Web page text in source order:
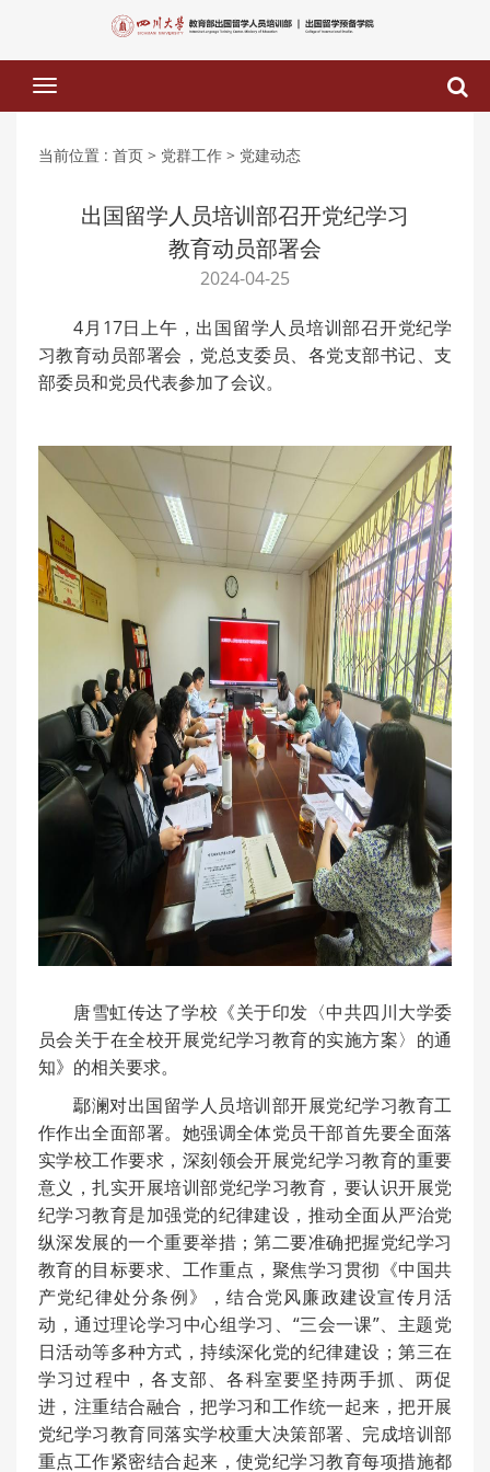
下
拉
单
当前位置 : 首页 > 党群工作 > 党建动态
出国留学人员培训部召开党纪学习
教育动员部署会
2024-04-25
4月17日上午，出国留学人员培训部召开党纪学
习教育动员部署会，党总支委员、各党支部书记、支
部委员和党员代表参加了会议。
唐雪虹传达了学校《关于印发〈中共四川大学委
员会关于在全校开展党纪学习教育的实施方案〉的通
知》的相关要求。
鄢澜对出国留学人员培训部开展党纪学习教育工
作作出全面部署。她强调全体党员干部首先要全面落
实学校工作要求，深刻领会开展党纪学习教育的重要
意义，扎实开展培训部党纪学习教育，要认识开展党
纪学习教育是加强党的纪律建设，推动全面从严治党
纵深发展的一个重要举措；第二要准确把握党纪学习
教育的目标要求、工作重点，聚焦学习贯彻《中国共
产党纪律处分条例》，结合党风廉政建设宣传月活
动，通过理论学习中心组学习、“三会一课”、主题党
日活动等多种方式，持续深化党的纪律建设；第三在
学习过程中，各支部、各科室要坚持两手抓、两促
进，注重结合融合，把学习和工作统一起来，把开展
党纪学习教育同落实学校重大决策部署、完成培训部
重点工作紧密结合起来，使党纪学习教育每项措施都